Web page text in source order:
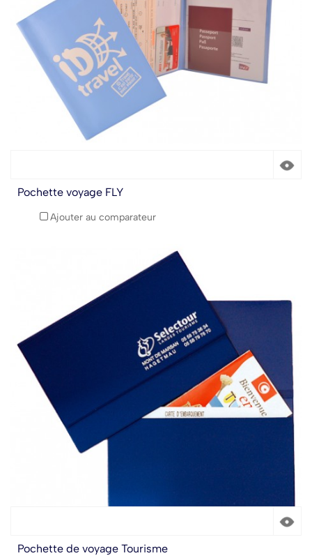
Pochette voyage FLY
Ajouter au comparateur
Pochette de voyage Tourisme